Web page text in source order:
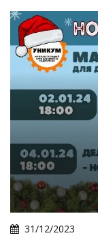
31/12/2023